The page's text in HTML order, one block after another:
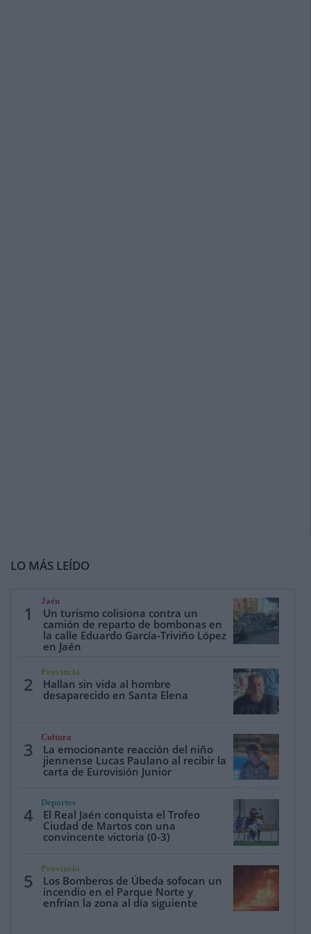
LO MÁS LEÍDO
1
Jaén
Un turismo colisiona contra un
camión de reparto de bombonas en
la calle Eduardo García-Triviño López
en Jaén
2
Provincia
Hallan sin vida al hombre
desaparecido en Santa Elena
3
Cultura
La emocionante reacción del niño
jiennense Lucas Paulano al recibir la
carta de Eurovisión Junior
4
Deportes
El Real Jaén conquista el Trofeo
Ciudad de Martos con una
convincente victoria (0-3)
5
Provincia
Los Bomberos de Úbeda sofocan un
incendio en el Parque Norte y
enfrían la zona al día siguiente